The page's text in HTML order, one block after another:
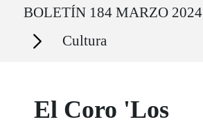
BOLETÍN 184 MARZO 2024
Secciones Cultura
El Coro 'Los